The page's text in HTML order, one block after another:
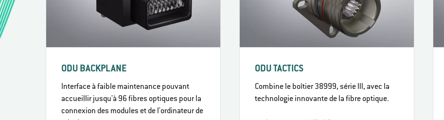
ODU BACKPLANE
Interface à faible maintenance pouvant
accueillir jusqu'à 96 fibres optiques pour la
connexion des modules et de l'ordinateur de
ODU TACTICS
Combine le boîtier 38999, série lll, avec la
technologie innovante de la fibre optique.